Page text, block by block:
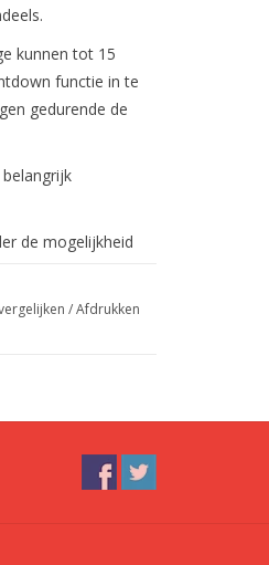
kunnen tot 15
functie in te
gedurende de
de mogelijkheid
uit hoe het
/Afdrukken